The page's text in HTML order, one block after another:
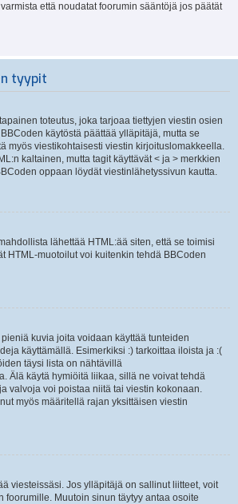
että noudatat foorumin sääntöjä jos päätät
tyypit
toteutus, joka tarjoaa tiettyjen viestin osien
käytöstä päättää ylläpitäjä, mutta se
myös viestikohtaisesti viestin kirjoituslomakkeella.
kaltainen, mutta tagit käyttävät < ja > merkkien
oppaan löydät viestinlähetyssivun kautta.
lähettää HTML:ää siten, että se toimisi
HTML-muotoilut voi kuitenkin tehdä BBCoden
kuvia joita voidaan käyttää tunteiden
käyttämällä. Esimerkiksi :) tarkoittaa iloista ja :(
täysi lista on nähtävillä
Älä käytä hymiöitä liikaa, sillä ne voivat tehdä
valvoja voi poistaa niitä tai viestin kokonaan.
myös määritellä rajan yksittäisen viestin
viesteissäsi. Jos ylläpitäjä on sallinut liitteet, voit
foorumille. Muutoin sinun täytyy antaa osoite